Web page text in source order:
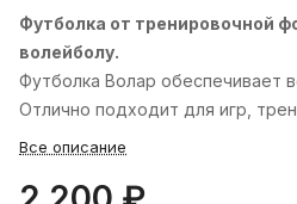
Футболка от тренировочной
волейболу.
Футболка Волар обеспечивает
Отлично подходит для игр,
прогулок.
Все описание